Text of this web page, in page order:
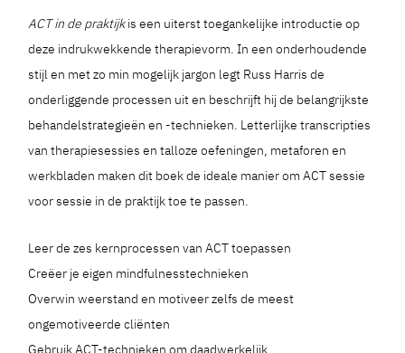
ACT in de praktijkis een uiterst toegankelijke introductie op
deze indrukwekkende therapievorm. In een onderhoudende
stijl en met zo min mogelijk jargon legt Russ Harris de
onderliggende processen uit en beschrijft hij de belangrijkste
behandelstrategieën en -technieken. Letterlijke transcripties
van therapiesessies en talloze oefeningen, metaforen en
werkbladen maken dit boek de ideale manier om ACT sessie
voor sessie in de praktijk toe te passen.
Leer de zes kernprocessen van ACT toepassen
Creëer je eigen mindfulnesstechnieken
Overwin weerstand en motiveer zelfs de meest
ongemotiveerde cliënten
Gebruik ACT-technieken om daadwerkelijk